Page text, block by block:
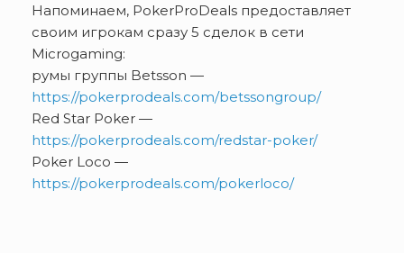
Напоминаем, PokerProDeals предоставляет
своим игрокам сразу 5 сделок в сети
Microgaming:
румы группы Betsson —
https://pokerprodeals.com/betssongroup/
Red Star Poker —
https://pokerprodeals.com/redstar-poker/
Poker Loco —
https://pokerprodeals.com/pokerloco/